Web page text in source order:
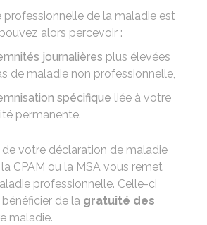
professionnelle de la maladie est
alors percevoir :
journalières plus élevées
de maladie non professionnelle,
spécifique liée à votre
permanente.
votre déclaration de maladie
CPAM ou la MSA vous remet
professionnelle. Celle-ci
de la gratuité des
maladie.